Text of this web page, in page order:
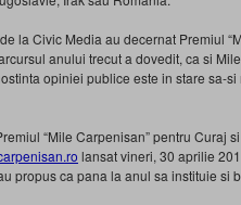
la Civic Media au decernat Premiul
anului trecut a dovedit, ca si
opiniei publice este in stare sa-
“Mile Carpenisan” pentru Curaj
lansat vineri, 30 aprilie
propus ca pana la anul sa instituie si